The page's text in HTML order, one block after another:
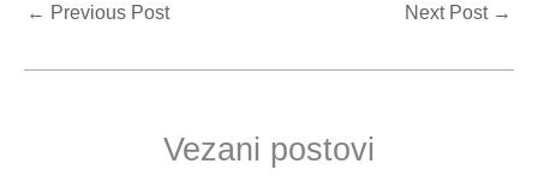
← Previous Post Next Post →
Vezani postovi